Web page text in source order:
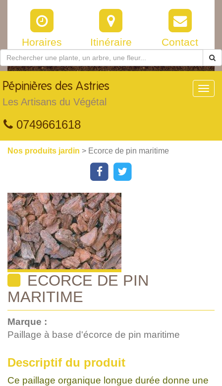
Horaires Itinéraire Contact
Pépinières des Astries
Les Artisans du Végétal
0749661618
Nos produits jardin > Ecorce de pin maritime
ECORCE DE PIN
MARITIME
Marque :
Paillage à base d'écorce de pin maritime
Descriptif du produit
Ce paillage organique longue durée donne une